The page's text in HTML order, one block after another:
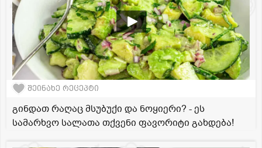
შეინახე რეცეპტი
გინდათ რაღაც მსუბუქი და ნოყიერი? - ეს
სამარხვო სალათა თქვენი ფავორიტი გახდება!